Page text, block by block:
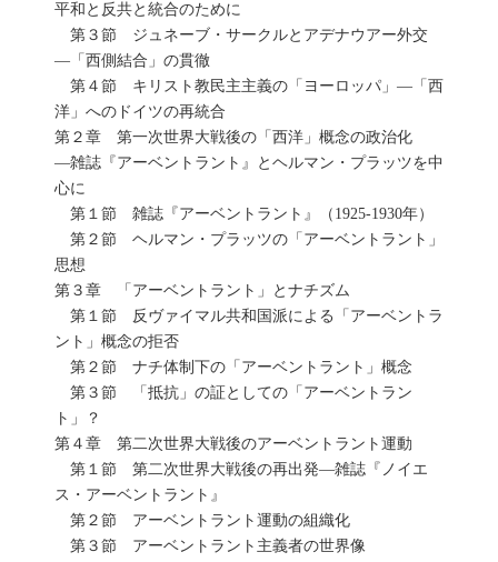
平和と反共と統合のために
第３節 ジュネーブ・サークルとアデナウアー外交
―「西側結合」の貫徹
第４節 キリスト教民主主義の「ヨーロッパ」―「西
洋」へのドイツの再統合
第２章 第一次世界大戦後の「西洋」概念の政治化
―雑誌『アーベントラント』とヘルマン・プラッツを中
心に
第１節 雑誌『アーベントラント』（1925-1930年）
第２節 ヘルマン・プラッツの「アーベントラント」
思想
第３章 「アーベントラント」とナチズム
第１節 反ヴァイマル共和国派による「アーベントラ
ント」概念の拒否
第２節 ナチ体制下の「アーベントラント」概念
第３節 「抵抗」の証としての「アーベントラン
ト」？
第４章 第二次世界大戦後のアーベントラント運動
第１節 第二次世界大戦後の再出発―雑誌『ノイエ
ス・アーベントラント』
第２節 アーベントラント運動の組織化
第３節 アーベントラント主義者の世界像